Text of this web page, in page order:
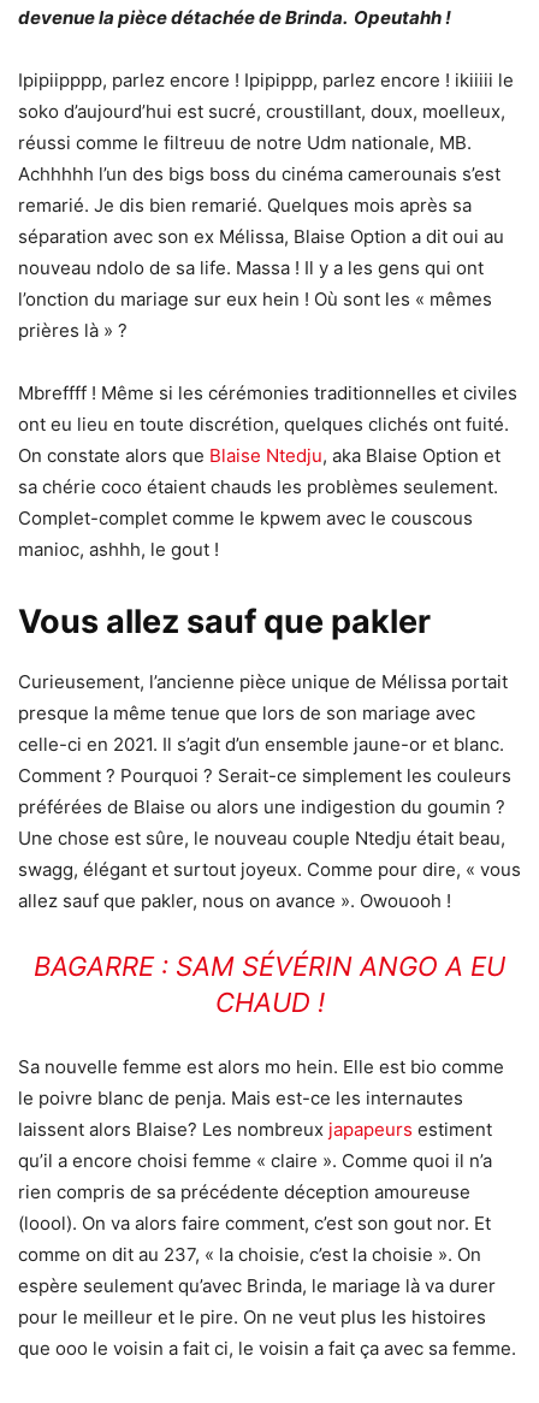
devenue la pièce détachée de Brinda. Opeutahh !
Ipipiipppp, parlez encore ! Ipipippp, parlez encore ! ikiiiii le
soko d’aujourd’hui est sucré, croustillant, doux, moelleux,
réussi comme le filtreuu de notre Udm nationale, MB.
Achhhhh l’un des bigs boss du cinéma camerounais s’est
remarié. Je dis bien remarié. Quelques mois après sa
séparation avec son ex Mélissa, Blaise Option a dit oui au
nouveau ndolo de sa life. Massa ! Il y a les gens qui ont
l’onction du mariage sur eux hein ! Où sont les « mêmes
prières là » ?
Mbreffff ! Même si les cérémonies traditionnelles et civiles
ont eu lieu en toute discrétion, quelques clichés ont fuité.
On constate alors que Blaise Ntedju, aka Blaise Option et
sa chérie coco étaient chauds les problèmes seulement.
Complet-complet comme le kpwem avec le couscous
manioc, ashhh, le gout !
Vous allez sauf que pakler
Curieusement, l’ancienne pièce unique de Mélissa portait
presque la même tenue que lors de son mariage avec
celle-ci en 2021. Il s’agit d’un ensemble jaune-or et blanc.
Comment ? Pourquoi ? Serait-ce simplement les couleurs
préférées de Blaise ou alors une indigestion du goumin ?
Une chose est sûre, le nouveau couple Ntedju était beau,
swagg, élégant et surtout joyeux. Comme pour dire, « vous
allez sauf que pakler, nous on avance ». Owouooh !
BAGARRE : SAM SÉVÉRIN ANGO A EU
CHAUD !
Sa nouvelle femme est alors mo hein. Elle est bio comme
le poivre blanc de penja. Mais est-ce les internautes
laissent alors Blaise? Les nombreux japapeurs estiment
qu’il a encore choisi femme « claire ». Comme quoi il n’a
rien compris de sa précédente déception amoureuse
(loool). On va alors faire comment, c’est son gout nor. Et
comme on dit au 237, « la choisie, c’est la choisie ». On
espère seulement qu’avec Brinda, le mariage là va durer
pour le meilleur et le pire. On ne veut plus les histoires
que ooo le voisin a fait ci, le voisin a fait ça avec sa femme.